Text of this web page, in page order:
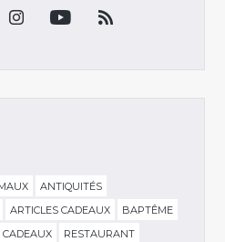
ANTIQUITÉS
ARTICLES CADEAUX
BAPTÊME
CADEAUX
RESTAURANT